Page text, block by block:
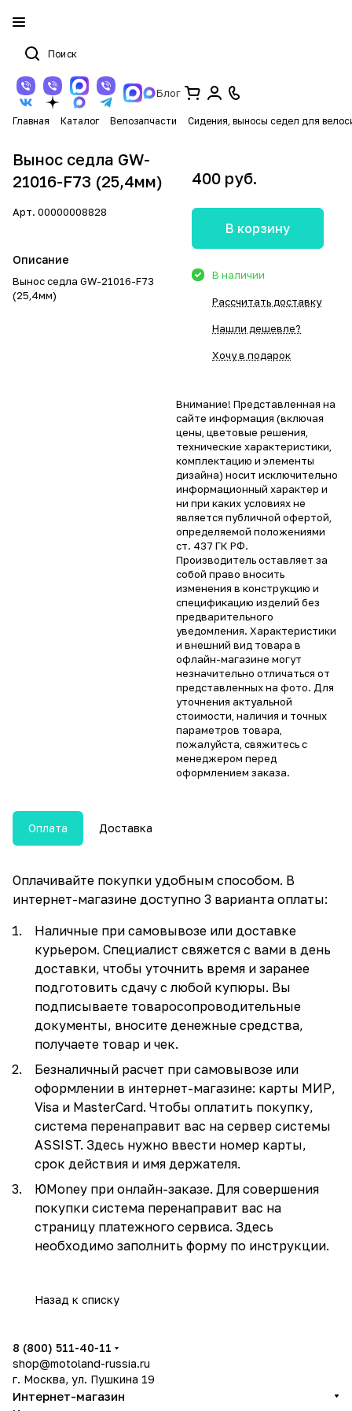
Блог
Главная Каталог Велозапчасти Сидения, выносы седел для
Вынос седла GW-
21016-F73 (25,4мм)
Арт. 00000008828
Описание
Вынос седла GW-21016-F73
(25,4мм)
400 руб.
В корзину
В наличии
Рассчитать доставку
Нашли дешевле?
Хочу в подарок
Внимание! Представленная на
сайте информация (включая
цены, цветовые решения,
технические характеристики,
комплектацию и элементы
дизайна) носит исключительно
информационный характер и
ни при каких условиях не
является публичной офертой,
определяемой положениями
ст. 437 ГК РФ.
Производитель оставляет за
собой право вносить
изменения в конструкцию и
спецификацию изделий без
предварительного
уведомления. Характеристики
и внешний вид товара в
офлайн-магазине могут
незначительно отличаться от
представленных на фото. Для
уточнения актуальной
стоимости, наличия и точных
параметров товара,
пожалуйста, свяжитесь с
менеджером перед
оформлением заказа.
Оплата Доставка
Оплачивайте покупки удобным способом. В
интернет-магазине доступно 3 варианта оплаты:
Наличные при самовывозе или доставке
курьером. Специалист свяжется с вами в день
доставки, чтобы уточнить время и заранее
подготовить сдачу с любой купюры. Вы
подписываете товаросопроводительные
документы, вносите денежные средства,
получаете товар и чек.
Безналичный расчет при самовывозе или
оформлении в интернет-магазине: карты МИР,
Visa и MasterCard. Чтобы оплатить покупку,
система перенаправит вас на сервер системы
ASSIST. Здесь нужно ввести номер карты,
срок действия и имя держателя.
ЮMoney при онлайн-заказе. Для совершения
покупки система перенаправит вас на
страницу платежного сервиса. Здесь
необходимо заполнить форму по инструкции.
Назад к списку
8 (800) 511-40-11
shop@motoland-russia.ru
г. Москва, ул. Пушкина 19
Интернет-магазин